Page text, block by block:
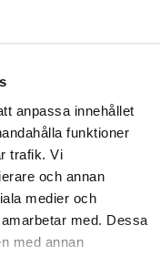
anpassa innehållet
funktioner
trafik. Vi
och annan
medier och
med. Dessa
med annan
det med
beteende kan du
och